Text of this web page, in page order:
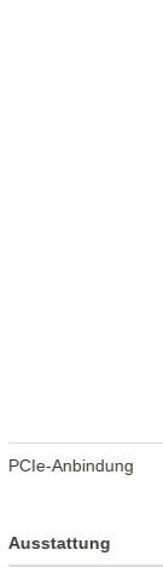
PCIe-Anbindung
Ausstattung